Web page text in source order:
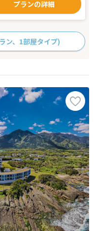
プランの詳細
ン、1部屋タイプ)